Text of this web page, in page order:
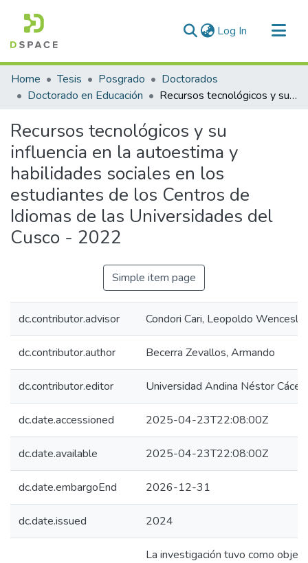
Log In (current)
Communities & Collections
All of DSpace
Home Tesis Posgrado
Doctorados
Doctorado en Educación
Recursos tecnológicos y su influencia en la autoestima y habilidades sociales en los estudiantes de los Centros de Idiomas de las Universidades del Cusco - 2022
Recursos tecnológicos y su
influencia en la autoestima y
habilidades sociales en los
estudiantes de los Centros de
Idiomas de las Universidades del
Cusco - 2022
Simple item page
dc.contributor.advisor Condori Cari, Leopoldo
dc.contributor.author Becerra Zevallos, Armando
dc.contributor.editor Universidad Andina Néstor
dc.date.accessioned 2025-04-23T22:08:00Z
dc.date.available 2025-04-23T22:08:00Z
dc.date.embargoEnd 2026-12-31
dc.date.issued 2024
La investigación tuvo como